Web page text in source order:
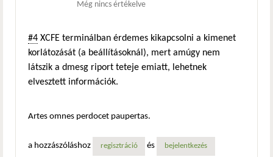
Még nincs értékelve
#4 XCFE terminálban érdemes kikapcsolni a kimenet
korlátozását (a beállításoknál), mert amúgy nem
látszik a dmesg riport teteje emiatt, lehetnek
elvesztett információk.
Artes omnes perdocet paupertas.
a hozzászóláshoz regisztráció és bejelentkezés